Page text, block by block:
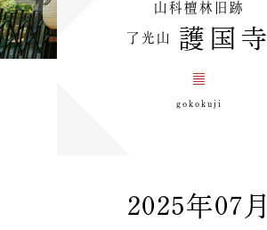
山科檀林旧跡
了光山 護国寺
gokokuji
2025年07月